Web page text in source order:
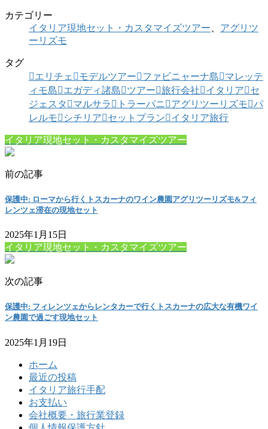
カテゴリー
イタリア現地セット・カスタマイズツアー
アグリツ
ーリズモ
タグ
エリチェ
モデルツアー ファビニャーナ島
マレッテ
ィモ島
エガディ諸島 ツアー 旅行会社 イタリア
セ
ジェスタ
マルサラ トラーパニ アグリツーリズモ
パ
レルモ
シチリア セットプラン イタリア旅行
イタリア現地セット・カスタマイズツアー
前の記事
保護中: ローマから行くトスカーナのワイン農園アグリツーリズモ&フィ
レンツェ滞在の現地セット
2025年1月15日
イタリア現地セット・カスタマイズツアー
次の記事
保護中: フィレンツェからレンタカーで行くトスカーナの広大な有機ワイ
ン農園で過ごす現地セット
2025年1月19日
ホーム
最近の投稿
イタリア旅行手配
お支払い
会社概要・旅行業登録